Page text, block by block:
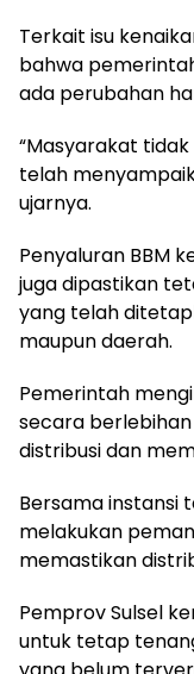
Terkait isu
bahwa
ada perubahan
“Masyarakat
telah
ujarnya.
Penyaluran BBM
juga dipastikan
yang telah
maupun daerah.
Pemerintah
secara
distribusi dan
Bersama instansi
melakukan
memastikan
Pemprov Sulsel
untuk tetap